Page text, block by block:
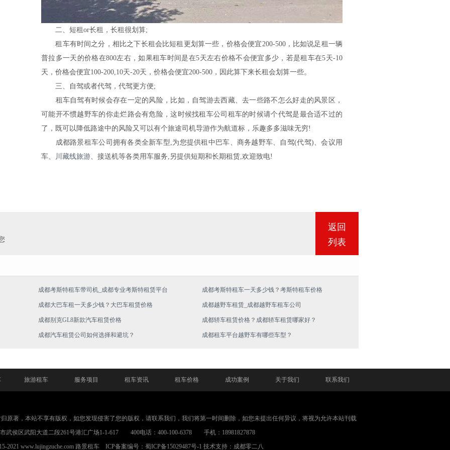
二、短租or长租，长租很划算;
租车有时间之分，相比之下长租会比短租更划算一些，价格会便宜200-500，比如说足租一辆
普拉多一天的价格在800左右，如果租车时间是在5天左右价格不会便宜多少，若是租车在5天-10
天，价格会便宜100-200,10天-20天，价格会便宜200-500，因此算下来长租会划算一些。
三、自驾或者代驾，代驾更方便;
租车自驾有时候会存在一定的风险，比如，自驾游去西藏、去一些路不怎么好走的风景区，
可能开不惯越野车的你走烂路会有危险，这时候找租车公司租车的时候请个代驾是最合适不过的
了，既可以降低路途中的风险又可以有个旅途司机导游作为航道标，乐趣多多滋味无穷!
成都路景租车公司拥有各类全新车型,为您提供租中巴车、商务越野车、自驾(代驾)、会议用
车、
川藏线旅游、接送机等各类用车服务,另提供短期和长期租赁,欢迎致电!
返回
列表
成都考斯特租车带司机_成都专业考斯特租赁平台 成都考斯特租车一天多少钱？考斯特租车价格
成都大巴车租一天多少钱？大巴车租赁价格 成都越野车租赁_成都越野车租车公司
成都别克GL8新款汽车租赁价格 成都轿车租赁价格？成都轿车租赁哪家好？
成都汽车租赁公司如何选择和避坑？ 成都租车平台越野车有哪些车型？
旅游租车 服务项目 租车资讯 租车价格 成功案例 关于我们 联系我们
原著，本站不享有版权，如您发现侵害了您的版权，请联系我们，我们将第一时间删除，如您未提出任何异议，将视为允许本站刊载
武侯区武阳大道二段261号港汇广场1-1-617 400电话：400-100-6378 手机：18981827878
2021 www.lujingzuche.com 路景租车 ICP备案编号： 蜀ICP备15029487号-1 技术支持：成都零二八